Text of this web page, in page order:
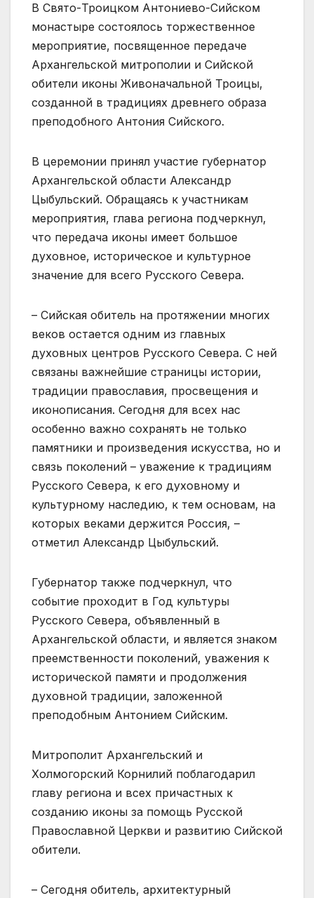
В Свято-Троицком Антониево-Сийском
монастыре состоялось торжественное
мероприятие, посвященное передаче
Архангельской митрополии и Сийской
обители иконы Живоначальной Троицы,
созданной в традициях древнего образа
преподобного Антония Сийского.
В церемонии принял участие губернатор
Архангельской области Александр
Цыбульский. Обращаясь к участникам
мероприятия, глава региона подчеркнул,
что передача иконы имеет большое
духовное, историческое и культурное
значение для всего Русского Севера.
– Сийская обитель на протяжении многих
веков остается одним из главных
духовных центров Русского Севера. С ней
связаны важнейшие страницы истории,
традиции православия, просвещения и
иконописания. Сегодня для всех нас
особенно важно сохранять не только
памятники и произведения искусства, но и
связь поколений – уважение к традициям
Русского Севера, к его духовному и
культурному наследию, к тем основам, на
которых веками держится Россия, –
отметил Александр Цыбульский.
Губернатор также подчеркнул, что
событие проходит в Год культуры
Русского Севера, объявленный в
Архангельской области, и является знаком
преемственности поколений, уважения к
исторической памяти и продолжения
духовной традиции, заложенной
преподобным Антонием Сийским.
Митрополит Архангельский и
Холмогорский Корнилий поблагодарил
главу региона и всех причастных к
созданию иконы за помощь Русской
Православной Церкви и развитию Сийской
обители.
– Сегодня обитель, архитектурный